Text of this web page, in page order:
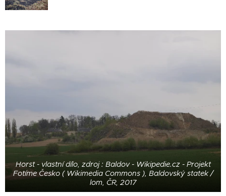
Horst - vlastní dílo, zdroj : Baldov - Wikipedie.cz - Projekt
Fotíme Česko ( Wikimedia Commons ), Baldovský statek /
lom, ČR, 2017